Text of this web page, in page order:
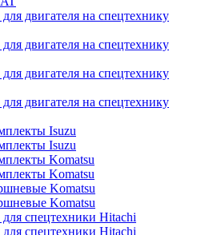
двигателя на спецтехнику
двигателя на спецтехнику
двигателя на спецтехнику
двигателя на спецтехнику
Isuzu
Isuzu
Komatsu
Komatsu
Komatsu
Komatsu
спецтехники Hitachi
спецтехники Hitachi